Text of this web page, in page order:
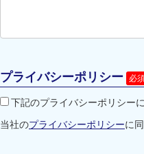
プライバシーポリシー
下記のプライバシーポリシー
当社のプライバシーポリシーに